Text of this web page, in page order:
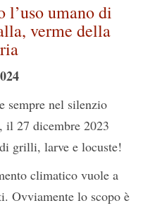
l’uso umano di
verme della
sempre nel silenzio
il 27 dicembre 2023
grilli, larve e locuste!
climatico vuole a
Ovviamente lo scopo è